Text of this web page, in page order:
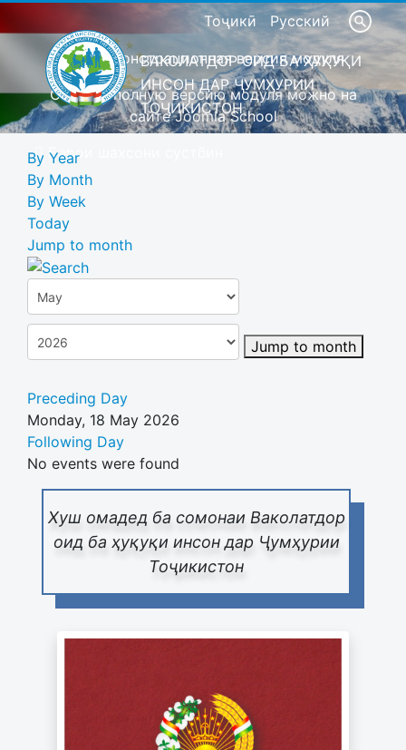
Тоҷикӣ Русский
Это демонстрационная версия модуля
Скачать полную версию модуля можно на
сайте Joomla School
Барои шахсони сустбин
ВАКОЛАТДОР ОИД БА ҲУҚУҚИ
ИНСОН ДАР ҶУМҲУРИИ
ТОҶИКИСТОН
Хуш омадед ба сомонаи Ваколатдор
оид ба ҳуқуқи инсон дар Ҷумҳурии
Тоҷикистон
By Year
By Month
By Week
Today
Jump to month
Jump to month
Preceding Day
Monday, 18 May 2026
Following Day
No events were found